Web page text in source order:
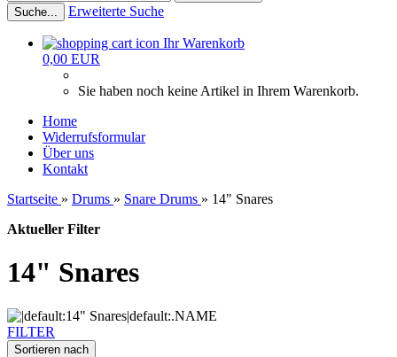
Suche... Erweiterte Suche
Ihr Warenkorb
0,00 EUR
Sie haben noch keine Artikel in Ihrem Warenkorb.
Home
Widerrufsformular
Über uns
Kontakt
Startseite » Drums » Snare Drums » 14" Snares
Aktueller Filter
14" Snares
FILTER
Sortieren nach